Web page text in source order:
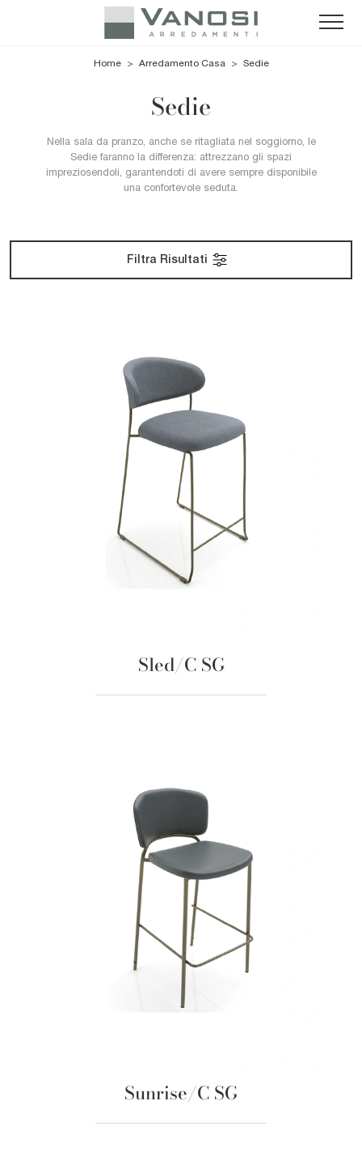
Home > Arredamento Casa > Sedie
Sedie
Nella sala da pranzo, anche se ritagliata nel soggiorno, le
Sedie faranno la differenza: attrezzano gli spazi
impreziosendoli, garantendoti di avere sempre disponibile
una confortevole seduta.
Filtra Risultati
Sled/C SG
Sunrise/C SG